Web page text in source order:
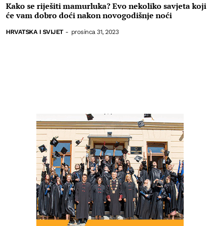
Kako se riješiti mamurluka? Evo nekoliko savjeta koji
će vam dobro doći nakon novogodišnje noći
HRVATSKA I SVIJET - prosinca 31, 2023